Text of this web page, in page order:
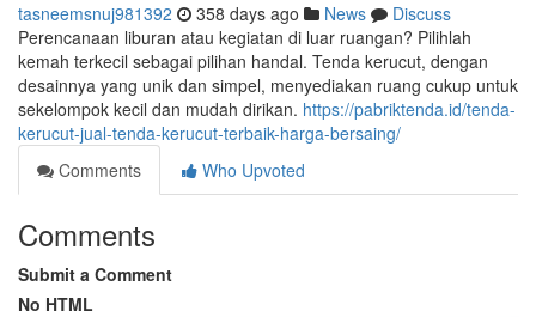
tasneemsnuj981392 358 days ago News
Discuss
Perencanaan liburan atau kegiatan di luar ruangan? Pilihlah
kemah terkecil sebagai pilihan handal. Tenda kerucut, dengan
desainnya yang unik dan simpel, menyediakan ruang cukup untuk
sekelompok kecil dan mudah dirikan. https://pabriktenda.id/tenda-
kerucut-jual-tenda-kerucut-terbaik-harga-bersaing/
Comments
Who Upvoted
Comments
Submit a Comment
No HTML